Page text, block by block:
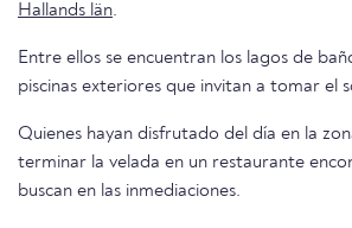
Hallands län.
Entre ellos se encuentran los lagos de
piscinas exteriores que invitan a tomar el
Quienes hayan disfrutado del día en la
terminar la velada en un restaurante
buscan en las inmediaciones.